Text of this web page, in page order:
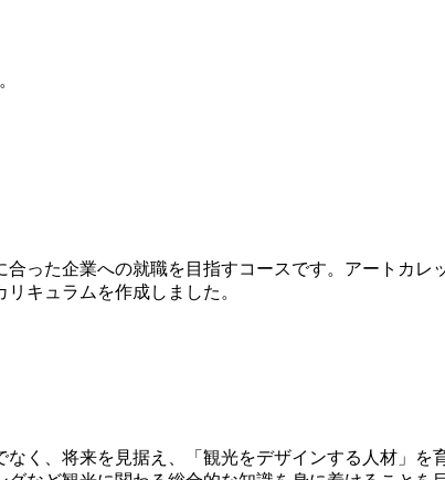
った企業への就職を目指すコースです。アートカレ
キュラムを作成しました。
く、将来を見据え、「観光をデザインする人材」を